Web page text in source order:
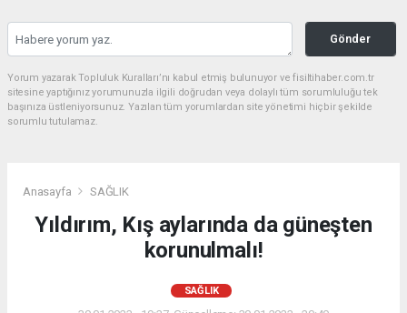
Gönder
Yorum yazarak Topluluk Kuralları’nı kabul etmiş bulunuyor ve fisiltihaber.com.tr
sitesine yaptığınız yorumunuzla ilgili doğrudan veya dolaylı tüm sorumluluğu tek
başınıza üstleniyorsunuz. Yazılan tüm yorumlardan site yönetimi hiçbir şekilde
sorumlu tutulamaz.
Anasayfa SAĞLIK
Yıldırım, Kış aylarında da güneşten
korunulmalı!
SAĞLIK